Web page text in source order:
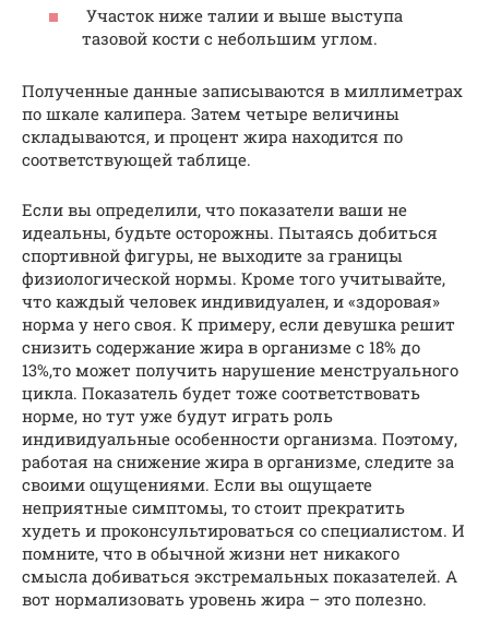
Участок ниже талии и выше выступа
тазовой кости с небольшим углом.
Полученные данные записываются в миллиметрах
по шкале калипера. Затем четыре величины
складываются, и процент жира находится по
соответствующей таблице.
Если вы определили, что показатели ваши не
идеальны, будьте осторожны. Пытаясь добиться
спортивной фигуры, не выходите за границы
физиологической нормы. Кроме того учитывайте,
что каждый человек индивидуален, и «здоровая»
норма у него своя. К примеру, если девушка решит
снизить содержание жира в организме с 18% до
13%,то может получить нарушение менструального
цикла. Показатель будет тоже соответствовать
норме, но тут уже будут играть роль
индивидуальные особенности организма. Поэтому,
работая на снижение жира в организме, следите за
своими ощущениями. Если вы ощущаете
неприятные симптомы, то стоит прекратить
худеть и проконсультироваться со специалистом. И
помните, что в обычной жизни нет никакого
смысла добиваться экстремальных показателей. А
вот нормализовать уровень жира – это полезно.